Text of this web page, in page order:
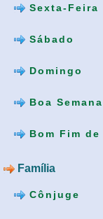
Sexta-Feira
Sábado
Domingo
Boa Semana
Bom Fim de
Família
Cônjuge